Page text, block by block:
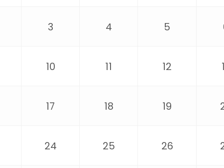
3 4 5
10 11 12
17 18 19
24 25 26